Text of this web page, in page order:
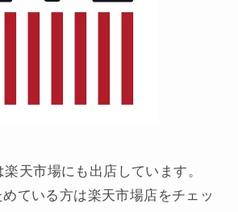
天市場にも出店しています。
ている方は楽天市場店をチェッ